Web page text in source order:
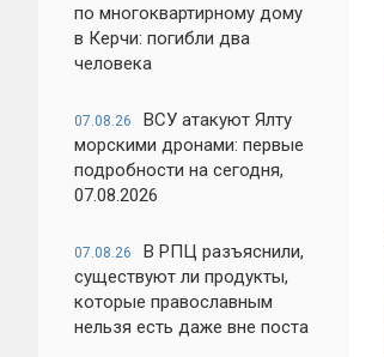
по многоквартирному дому
в Керчи: погибли два
человека
07.08.26
ВСУ атакуют Ялту
морскими дронами: первые
подробности на сегодня,
07.08.2026
07.08.26
В РПЦ разъяснили,
существуют ли продукты,
которые православным
нельзя есть даже вне поста